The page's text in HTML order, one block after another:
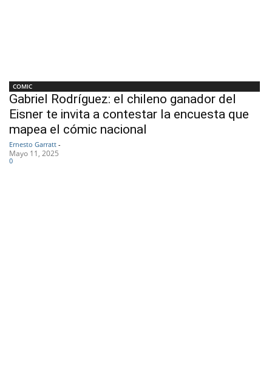
COMIC
Gabriel Rodríguez: el chileno ganador del
Eisner te invita a contestar la encuesta que
mapea el cómic nacional
Ernesto Garratt -
Mayo 11, 2025
0